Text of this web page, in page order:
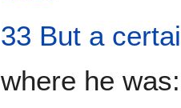
33 But a
where he